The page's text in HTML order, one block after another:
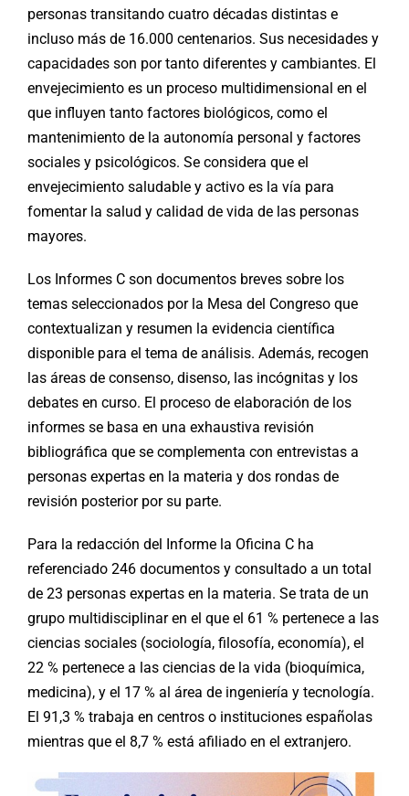
personas transitando cuatro décadas distintas e
incluso más de 16.000 centenarios. Sus necesidades y
capacidades son por tanto diferentes y cambiantes. El
envejecimiento es un proceso multidimensional en el
que influyen tanto factores biológicos, como el
mantenimiento de la autonomía personal y factores
sociales y psicológicos. Se considera que el
envejecimiento saludable y activo es la vía para
fomentar la salud y calidad de vida de las personas
mayores.
Los Informes C son documentos breves sobre los
temas seleccionados por la Mesa del Congreso que
contextualizan y resumen la evidencia científica
disponible para el tema de análisis. Además, recogen
las áreas de consenso, disenso, las incógnitas y los
debates en curso. El proceso de elaboración de los
informes se basa en una exhaustiva revisión
bibliográfica que se complementa con entrevistas a
personas expertas en la materia y dos rondas de
revisión posterior por su parte.
Para la redacción del Informe la Oficina C ha
referenciado 246 documentos y consultado a un total
de 23 personas expertas en la materia. Se trata de un
grupo multidisciplinar en el que el 61 % pertenece a las
ciencias sociales (sociología, filosofía, economía), el
22 % pertenece a las ciencias de la vida (bioquímica,
medicina), y el 17 % al área de ingeniería y tecnología.
El 91,3 % trabaja en centros o instituciones españolas
mientras que el 8,7 % está afiliado en el extranjero.